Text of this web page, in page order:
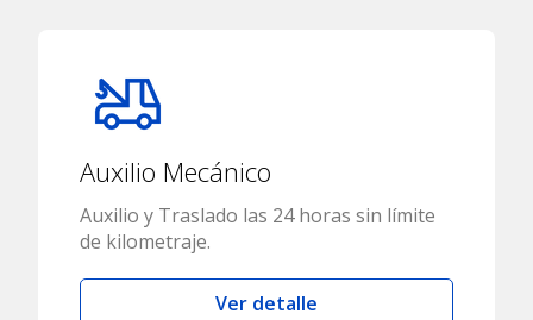
Auxilio Mecánico
Auxilio y Traslado las 24 horas sin límite
de kilometraje.
Ver detalle